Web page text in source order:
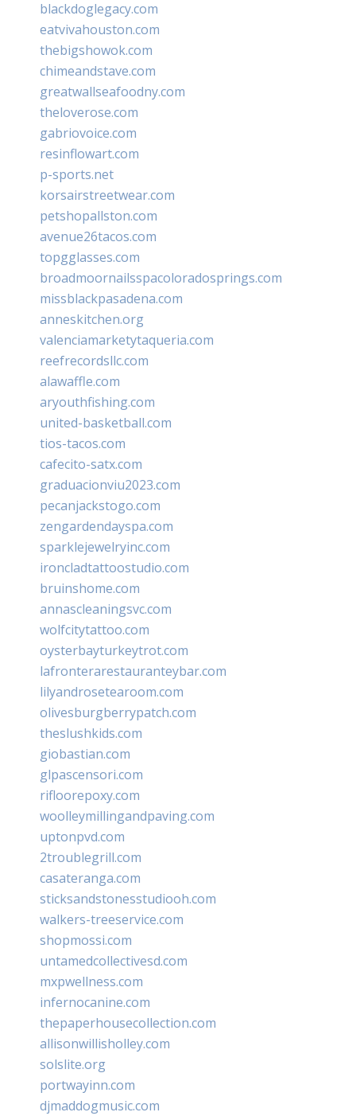
blackdoglegacy.com
eatvivahouston.com
thebigshowok.com
chimeandstave.com
greatwallseafoodny.com
theloverose.com
gabriovoice.com
resinflowart.com
p-sports.net
korsairstreetwear.com
petshopallston.com
avenue26tacos.com
topgglasses.com
broadmoornailsspacoloradosprings.com
missblackpasadena.com
anneskitchen.org
valenciamarketytaqueria.com
reefrecordsllc.com
alawaffle.com
aryouthfishing.com
united-basketball.com
tios-tacos.com
cafecito-satx.com
graduacionviu2023.com
pecanjackstogo.com
zengardendayspa.com
sparklejewelryinc.com
ironcladtattoostudio.com
bruinshome.com
annascleaningsvc.com
wolfcitytattoo.com
oysterbayturkeytrot.com
lafronterarestauranteybar.com
lilyandrosetearoom.com
olivesburgberrypatch.com
theslushkids.com
giobastian.com
glpascensori.com
rifloorepoxy.com
woolleymillingandpaving.com
uptonpvd.com
2troublegrill.com
casateranga.com
sticksandstonesstudiooh.com
walkers-treeservice.com
shopmossi.com
untamedcollectivesd.com
mxpwellness.com
infernocanine.com
thepaperhousecollection.com
allisonwillisholley.com
solslite.org
portwayinn.com
djmaddogmusic.com